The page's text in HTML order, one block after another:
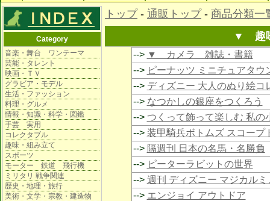
Category
音楽・舞台 ワンテーマ
芸能・タレント
映画・ＴＶ
グラビア・モデル
生活・ファッション
料理・グルメ
情報・知識・科学・図鑑
手芸 実用
コレクタブル
趣味・組み立て
スポーツ
モーター 鉄道 飛行機
ミリタリ 戦争関連
歴史・地理・旅行
美術・文学・宗教・建造物
トップ- 通販トップ- 商品分類一
▼ 趣
--> ▼ カメラ 雑誌・書籍
--> ピーナッツ ミニチュアタウ
--> ディズニー 大人のぬり絵コ
--> なつかしの銀座をつくろう
--> つくって飾って楽しむ 私の
--> 装甲騎兵ボトムズ スコープ
--> 隔週刊 日本の名馬・名勝負
--> ピーターラビットの世界
--> 週刊 ディズニー マジカル
--> エンジョイ アウトドア